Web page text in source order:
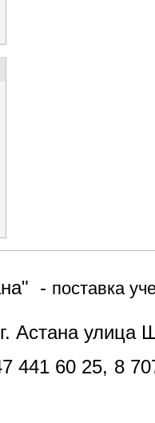
- поставка
Астана
441 60 25, 8